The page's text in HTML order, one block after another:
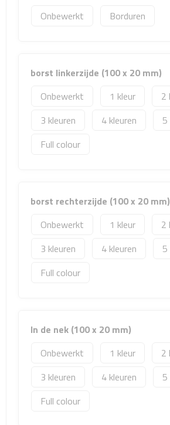
Koffersloten
Bagageriemen
Paspoorthouders
Auto Accessoires
Auto luchtverfrissers
Auto organizers
Onbewerkt
Borduren
borst linkerzijde (100 x 20 mm)
Onbewerkt
1
2
3
4
5
Full colour
borst rechterzijde (100 x 20 mm)
Onbewerkt
1
2
3
4
5
Full colour
In de nek (100 x 20 mm)
Onbewerkt
1
2
3
4
5
Full colour